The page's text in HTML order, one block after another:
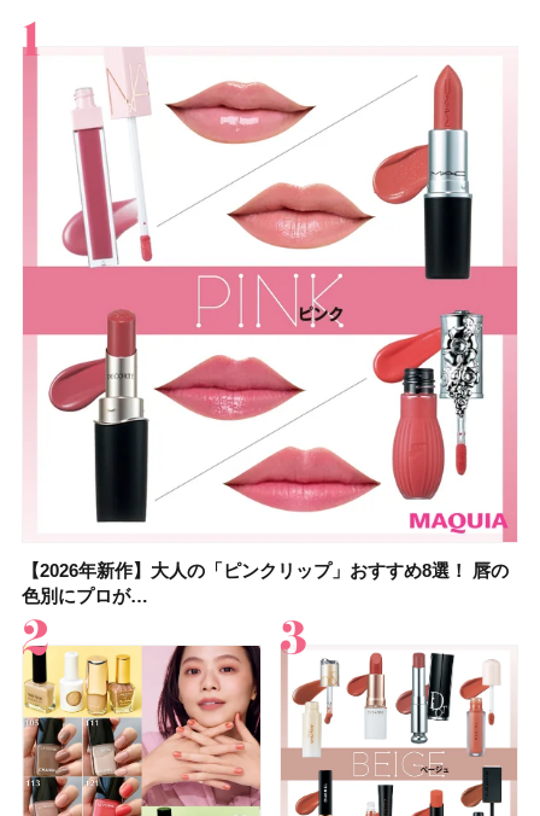
すべて
【2026年新作】大人の「ピンクリップ」おすすめ8選！ 唇の
色別にプロが…
スキンケア
【上田竜也さんのマイベストコスメ５選】大人になって開眼
したからこそ愛が深…
メイク
【2026年新作】大人の「ピンクリップ」おすすめ8選！ 唇の
色別にプロが…
ボディケア
【2026夏】「香水・フレグランス」ランキングTOP5！＜美
容マニア・マ…
美活
【2026夏】「歯磨き粉・オーラルケア」ランキングTOP5！
＜美容マニア…
ヘア
【2026年夏】40代におすすめの髪型30選！ 若く見える・手
入れが楽な…
ライフスタイル
【鈴木えみさんの愛用品30選】コスメ・スキンケア・ヘアケ
アetc.お気に…
ビューティーズ
【キャンメイク】売切続出！先行発売中の「クリアヴェール
セッティングパウダ…